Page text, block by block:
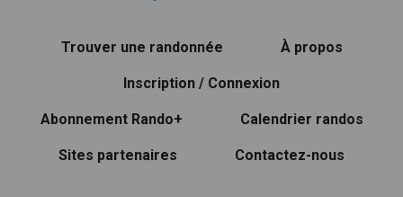
Trouver une randonnée À propos
Inscription / Connexion
Abonnement Rando+ Calendrier randos
Sites partenaires Contactez-nous